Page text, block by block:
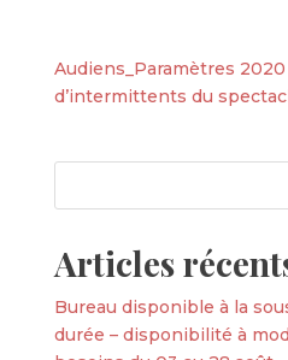
Audiens_Paramètres
d’intermittents du
Articles
Bureau disponible à la
durée – disponibilité à